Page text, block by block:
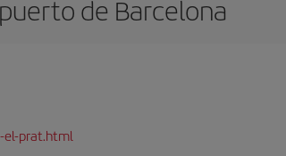
de Barcelona
el-prat.html